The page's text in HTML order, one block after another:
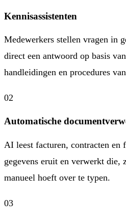
Kennisassistenten
Medewerkers stellen vragen in
direct een antwoord op basis
handleidingen en procedures
02
Automatische
AI leest facturen, contracten en
gegevens eruit en verwerkt die,
manueel hoeft over te typen.
03